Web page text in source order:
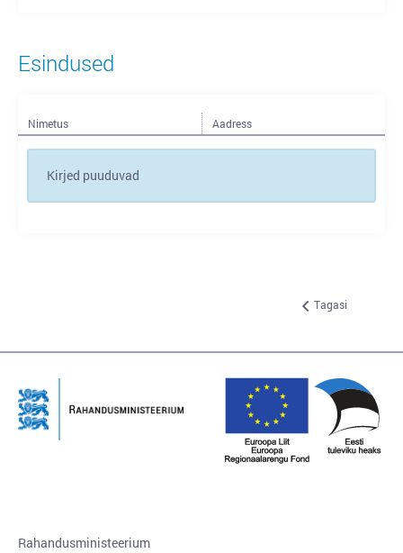
Esindused
Nimetus Aadress
Kirjed puuduvad
Tagasi
Rahandusministeerium